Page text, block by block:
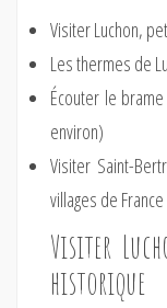
Visiter Luchon,
Les thermes de
Écouter le
environ)
Visiter Saint-
villages de France
Visiter
historique